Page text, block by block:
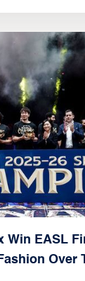
Win EASL
Over